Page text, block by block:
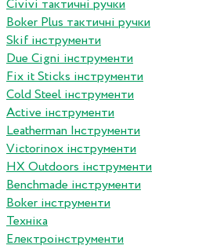
Сivivi тактичні ручки
Boker Plus тактичні ручки
Skif інструменти
Due Cigni інструменти
Fix it Sticks інструменти
Сold Steel інструменти
Active інструменти
Leatherman Інструменти
Victorinox інструменти
HX Outdoors інструменти
Benchmade інструменти
Boker інструменти
Техніка
Електроінструменти